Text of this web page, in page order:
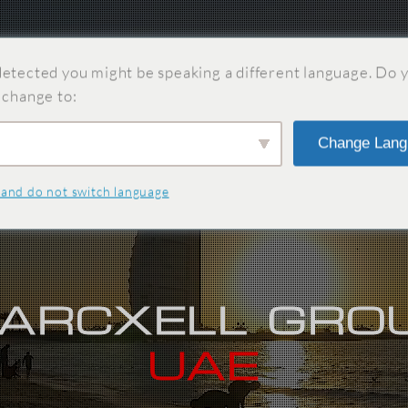
UAE
you might be speaking a different language. Do
to:
Change
do not switch language